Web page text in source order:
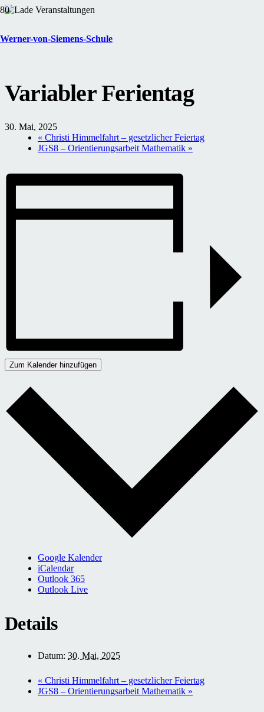
Werner-von-Siemens-Schule
Variabler Ferientag
30. Mai, 2025
« Christi Himmelfahrt – gesetzlicher Feiertag
JGS8 – Orientierungsarbeit Mathematik »
Zum Kalender hinzufügen
Google Kalender
iCalendar
Outlook 365
Outlook Live
Details
Datum: 30. Mai, 2025
« Christi Himmelfahrt – gesetzlicher Feiertag
JGS8 – Orientierungsarbeit Mathematik »